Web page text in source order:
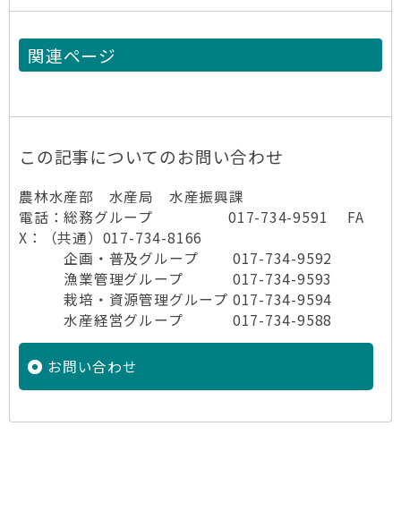
関連ページ
この記事についてのお問い合わせ
農林水産部 水産局 水産振興課
電話：総務グループ 017-734-9591 FA
X：（共通）017-734-8166
企画・普及グループ 017-734-9592
漁業管理グループ 017-734-9593
栽培・資源管理グループ 017-734-9594
水産経営グループ 017-734-9588
お問い合わせ